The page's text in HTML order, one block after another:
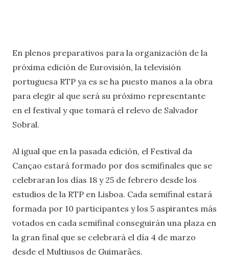
En plenos preparativos para la organización de la
próxima edición de Eurovisión, la televisión
portuguesa RTP ya es se ha puesto manos a la obra
para elegir al que será su próximo representante
en el festival y que tomará el relevo de Salvador
Sobral.
Al igual que en la pasada edición, el Festival da
Cançao estará formado por dos semifinales que se
celebraran los días 18 y 25 de febrero desde los
estudios de la RTP en Lisboa. Cada semifinal estará
formada por 10 participantes y los 5 aspirantes más
votados en cada semifinal conseguirán una plaza en
la gran final que se celebrará el día 4 de marzo
desde el Multiusos de Guimarães.